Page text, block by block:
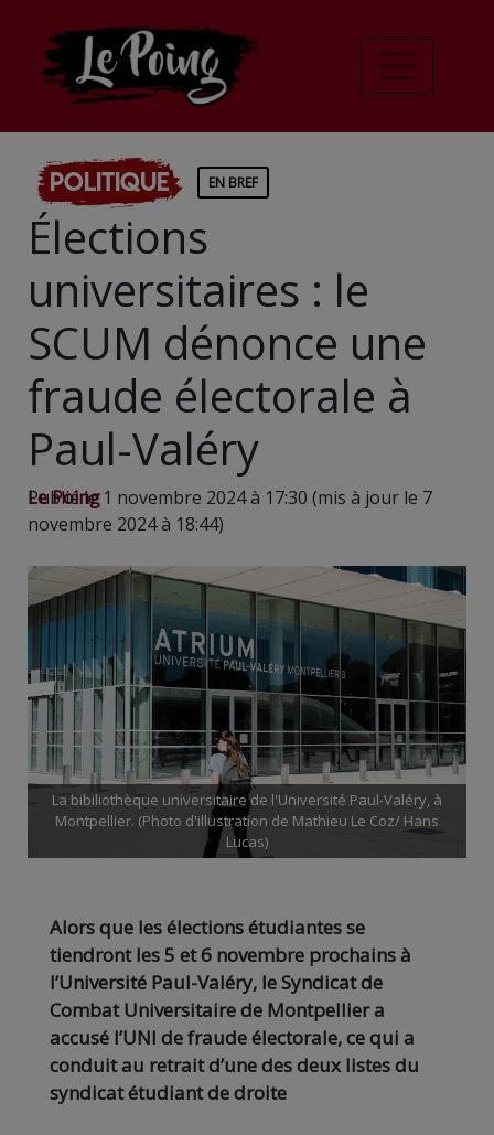
Politique EN BREF
Élections
universitaires : le
SCUM dénonce une
fraude électorale à
Paul-Valéry
Le Poing
Publié le 1 novembre 2024 à 17:30 (mis à jour le 7
novembre 2024 à 18:44)
La bibiliothèque universitaire de l'Université Paul-Valéry, à
Montpellier. (Photo d'illustration de Mathieu Le Coz/ Hans
Lucas)
Alors que les élections étudiantes se
tiendront les 5 et 6 novembre prochains à
l’Université Paul-Valéry, le Syndicat de
Combat Universitaire de Montpellier a
accusé l’UNI de fraude électorale, ce qui a
conduit au retrait d’une des deux listes du
syndicat étudiant de droite